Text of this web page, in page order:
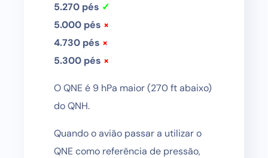
5.270 pés ✓
5.000 pés ×
4.730 pés ×
5.300 pés ×
O QNE é 9 hPa maior (270 ft abaixo)
do QNH.
Quando o avião passar a utilizar o
QNE como referência de pressão,